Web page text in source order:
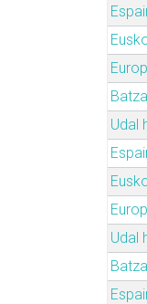
Udal
Udal